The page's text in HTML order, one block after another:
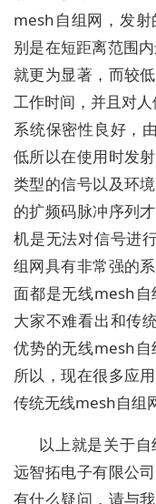
mesh自组网，发
别是在短距离范围
就更为显著，而较
工作时间，并且对人
系统保密性良好，
低所以在使用时发
类型的信号以及环
的扩频码脉冲序列
机是无法对信号进
组网具有非常强的
面都是无线mesh
大家不难看出和传
优势的无线mesh自
所以，现在很多应
传统无线mesh自组
以上就是关于
远智拓电子有限公
有什么疑问，请与